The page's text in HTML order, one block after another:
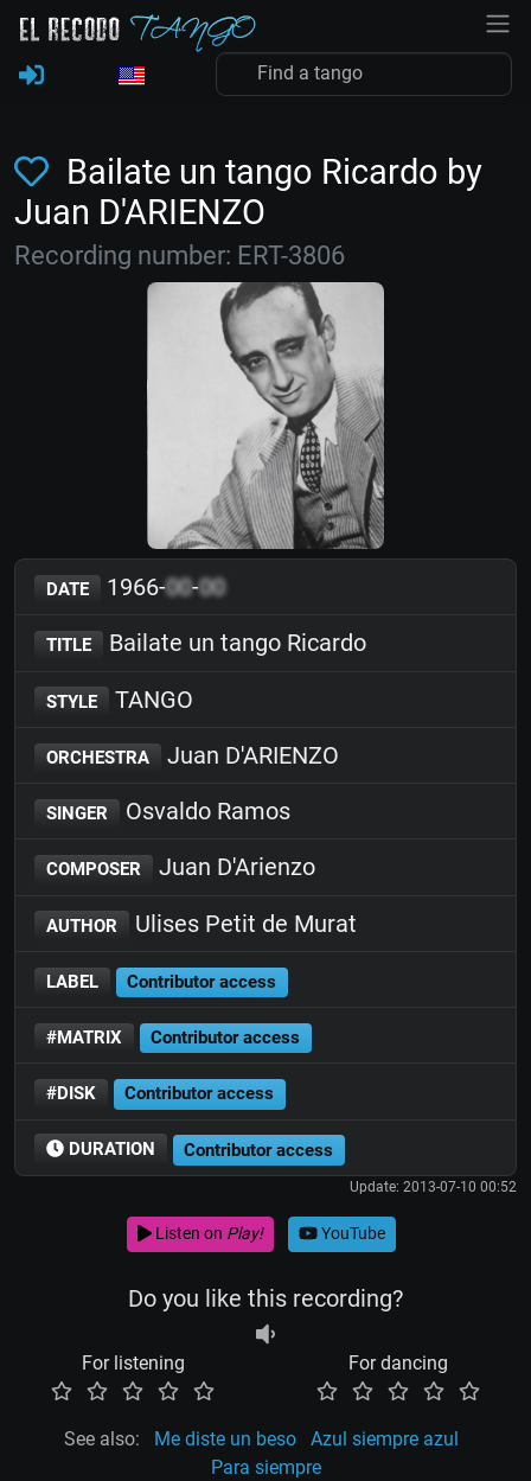
Bailate un tango Ricardo by
Juan D'ARIENZO
Recording number: ERT-3806
DATE 1966-00-00
TITLE Bailate un tango Ricardo
STYLE TANGO
ORCHESTRA Juan D'ARIENZO
SINGER Osvaldo Ramos
COMPOSER Juan D'Arienzo
AUTHOR Ulises Petit de Murat
LABEL Contributor access
#MATRIX Contributor access
#DISK Contributor access
DURATION Contributor access
Update: 2013-07-10 00:52
Listen on Play! YouTube
Do you like this recording?
For listening For dancing
See also: Me diste un beso
Azul siempre azul
Para siempre